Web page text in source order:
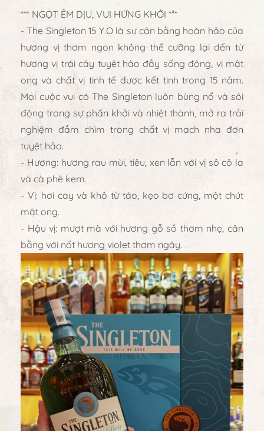
*** NGỌT ÊM DỊU, VUI HỨNG KHỞI ***
- The Singleton 15 Y.O là sự cân bằng hoàn hảo của
hương vị thơm ngon không thể cưỡng lại đến từ
hương vị trái cây tuyệt hảo đầy sống động, vị mật
ong và chất vị tinh tế được kết tinh trong 15 năm.
Mọi cuộc vui có The Singleton luôn bùng nổ và sôi
động trong sự phấn khởi và nhiệt thành, mở ra trải
nghiệm đắm chìm trong chất vị mạch nha đơn
tuyệt hảo.
- Hương: hương rau mùi, tiêu, xen lẫn với vị sô cô la
và cà phê kem.
- Vị: hơi cay và khô từ táo, kẹo bơ cứng, một chút
mật ong.
- Hậu vị: mượt mà với hương gỗ sồ thơm nhẹ, cân
bằng với nốt hương violet thơm ngậy.